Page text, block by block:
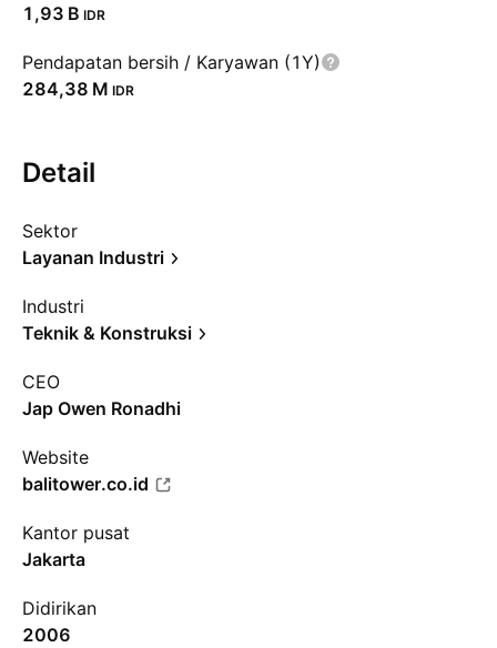
‪1,93 B‬ IDR
Pendapatan bersih / Karyawan (1Y)
‪284,38 M‬ IDR
Detail
Sektor
Layanan Industri
Industri
Teknik & Konstruksi
CEO
Jap Owen Ronadhi
Website
balitower.co.id
Kantor pusat
Jakarta
Didirikan
2006